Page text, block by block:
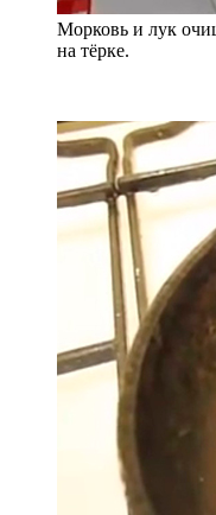
Морковь и лук
на тёрке.